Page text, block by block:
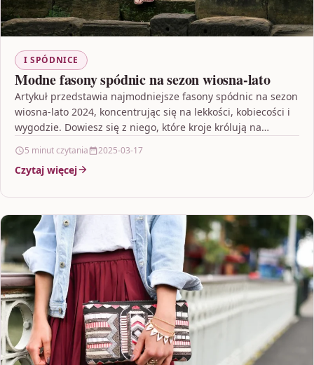
I SPÓDNICE
Modne fasony spódnic na sezon wiosna-lato
Artykuł przedstawia najmodniejsze fasony spódnic na sezon
wiosna-lato 2024, koncentrując się na lekkości, kobiecości i
wygodzie. Dowiesz się z niego, które kroje królują na…
5 minut czytania 2025-03-17
Czytaj więcej